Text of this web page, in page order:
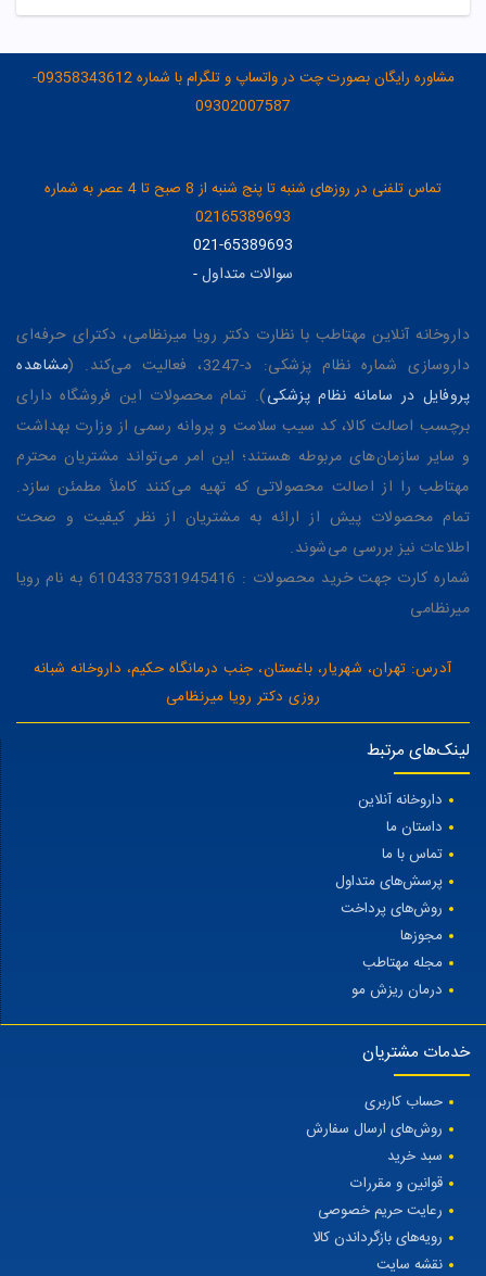
مشاوره رایگان بصورت چت در واتساپ و تلگرام با شماره 09358343612-
09302007587
تماس تلفنی در روزهای شنبه تا پنج شنبه از 8 صبح تا 4 عصر به شماره
02165389693
021-65389693
سوالات متداول-
داروخانه آنلاین مهتاطب با نظارت دکتر رویا میرنظامی، دکترای حرفه‌ای
داروسازی شماره نظام پزشکی: د-3247، فعالیت می‌کند. (
مشاهده
پروفایل در سامانه نظام پزشکی). تمام محصولات این فروشگاه دارای
برچسب اصالت کالا، کد سیب سلامت و پروانه رسمی از وزارت بهداشت
و سایر سازمان‌های مربوطه هستند؛ این امر می‌تواند مشتریان محترم
مهتاطب را از اصالت محصولاتی که تهیه می‌کنند کاملاً مطمئن سازد.
تمام محصولات پیش از ارائه به مشتریان از نظر کیفیت و صحت
اطلاعات نیز بررسی می‌شوند.
شماره کارت جهت خرید محصولات : 6104337531945416 به نام رویا
میرنظامی
آدرس: تهران، شهریار، باغستان، جنب درمانگاه حکیم، داروخانه شبانه
روزی دکتر رویا میرنظامی
لینک‌های مرتبط
داروخانه آنلاین
داستان ما
تماس با ما
پرسش‌های متداول
روش‌های پرداخت
مجوزها
مجله مهتاطب
درمان ریزش مو
خدمات مشتریان
حساب کاربری
روش‌های ارسال سفارش
سبد خرید
قوانین و مقررات
رعایت حریم خصوصی
رویه‌های بازگرداندن کالا
نقشه سایت